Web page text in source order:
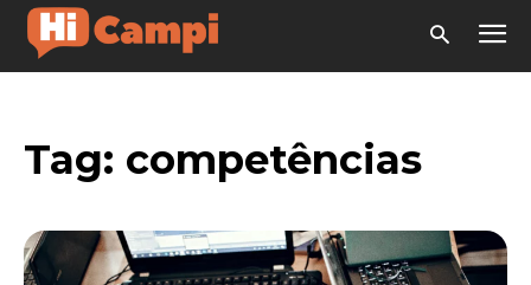
Tag: competências